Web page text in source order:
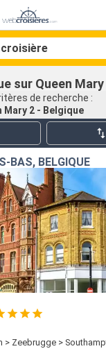
croisière
Rechercher
sur Queen Mary
de recherche :
Mary 2 - Belgique
BAS, BELGIQUE
> Zeebrugge >